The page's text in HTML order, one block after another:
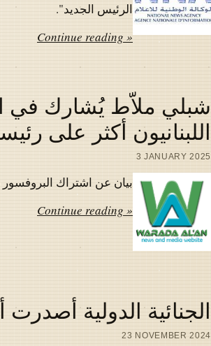
الرئيس الجديد".
Continue reading »
شبلي ملاّط يُشارك في
اللبنانيون أكثر على
3 JANUARY 2025
بيان عن اشتراك البروفسور
Continue reading »
الجنائية الدولية
23 NOVEMBER 2024